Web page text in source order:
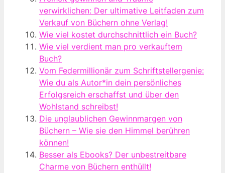
verwirklichen: Der ultimative Leitfaden zum
Verkauf von Büchern ohne Verlag!
Wie viel kostet durchschnittlich ein Buch?
Wie viel verdient man pro verkauftem
Buch?
Vom Federmillionär zum Schriftstellergenie:
Wie du als Autor*in dein persönliches
Erfolgsreich erschaffst und über den
Wohlstand schreibst!
Die unglaublichen Gewinnmargen von
Büchern – Wie sie den Himmel berühren
können!
Besser als Ebooks? Der unbestreitbare
Charme von Büchern enthüllt!